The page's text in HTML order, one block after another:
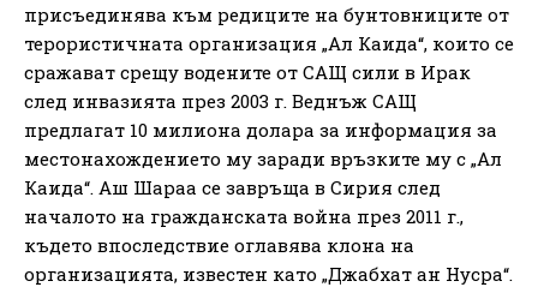
присъединява към редиците на бунтовниците от
терористичната организация „Ал Каида“, които се
сражават срещу водените от САЩ сили в Ирак
след инвазията през 2003 г. Веднъж САЩ
предлагат 10 милиона долара за информация за
местонахождението му заради връзките му с „Ал
Каида“. Аш Шараа се завръща в Сирия след
началото на гражданската война през 2011 г.,
където впоследствие оглавява клона на
организацията, известен като „Джабхат ан Нусра“.